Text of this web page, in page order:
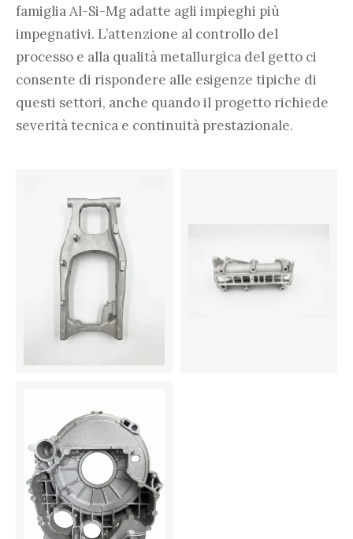
famiglia Al-Si-Mg adatte agli impieghi più
impegnativi. L’attenzione al controllo del
processo e alla qualità metallurgica del getto ci
consente di rispondere alle esigenze tipiche di
questi settori, anche quando il progetto richiede
severità tecnica e continuità prestazionale.